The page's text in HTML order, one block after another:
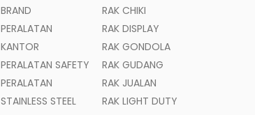
BRAND
PERALATAN
KANTOR
PERALATAN SAFETY
PERALATAN
STAINLESS STEEL
RAK CHIKI
RAK DISPLAY
RAK GONDOLA
RAK GUDANG
RAK JUALAN
RAK LIGHT DUTY